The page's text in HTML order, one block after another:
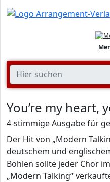
You’re my heart,
4-stimmige Ausgabe für
Der Hit von „Modern
deutschem und
Bohlen sollte jeder Chor
„Modern Talking“